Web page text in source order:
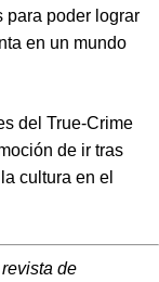
para poder lograr
en un mundo
del True-Crime
de ir tras
cultura en el
de